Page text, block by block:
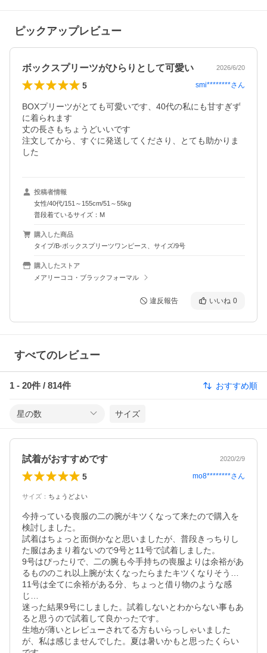
ピックアップレビュー
ボックスプリーツがひらりとして可愛い 2026/6/20
5 smi********さん
BOXプリーツがとても可愛いです、40代の私にも甘すぎず
に着られます
丈の長さもちょうどいいです
注文してから、すぐに発送してくださり、とても助かりま
した
投稿者情報
女性/40代/151～155cm/51～55kg
普段着ているサイズ：M
購入した商品
タイプ/B-ボックスプリーツワンピース、サイズ/9号
購入したストア
メアリーココ・ブラックフォーマル
違反報告 いいね 0
すべてのレビュー
1 - 20件 / 814件 おすすめ順
星の数 サイズ
試着がおすすめです 2020/2/9
5 mo8********さん
サイズ ： ちょうどよい
今持っている喪服の二の腕がキツくなって来たので購入を
検討しました。
試着はちょっと面倒かなと思いましたが、普段きっちりし
た服はあまり着ないので9号と11号で試着しました。
9号はぴったりで、二の腕も今手持ちの喪服よりは余裕があ
るもののこれ以上腕が太くなったらまたキツくなりそう…
11号は全てに余裕がある分、ちょっと借り物のような感
じ…
迷った結果9号にしました。試着しないとわからない事もあ
ると思うので試着して良かったです。
生地が薄いとレビューされてる方もいらっしゃいました
が、私は感じませんでした。夏は暑いかもと思ったくらい